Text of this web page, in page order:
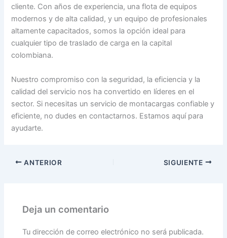
cliente. Con años de experiencia, una flota de equipos
modernos y de alta calidad, y un equipo de profesionales
altamente capacitados, somos la opción ideal para
cualquier tipo de traslado de carga en la capital
colombiana.
Nuestro compromiso con la seguridad, la eficiencia y la
calidad del servicio nos ha convertido en líderes en el
sector. Si necesitas un servicio de montacargas confiable y
eficiente, no dudes en contactarnos. Estamos aquí para
ayudarte.
ANTERIOR SIGUIENTE
Deja un comentario
Tu dirección de correo electrónico no será publicada.